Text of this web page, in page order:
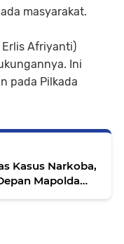
masyarakat.
Afriyanti)
Ini
pada Pilkada
Kasus Narkoba,
Mapolda